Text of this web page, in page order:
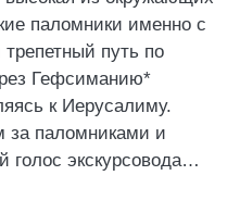
паломники именно с
путь по
Гефсиманию*
к Иерусалиму.
за паломниками и
голос экскурсовода…